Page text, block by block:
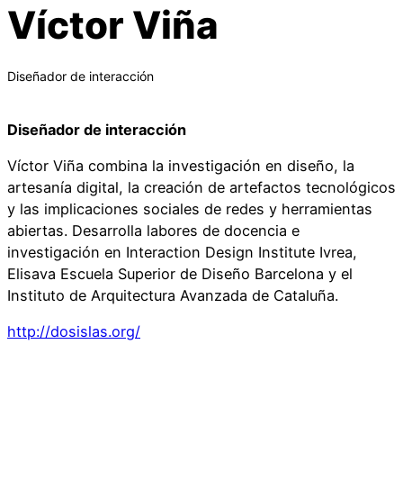
Víctor Viña
Diseñador de interacción
Diseñador de interacción
Víctor Viña combina la investigación en diseño, la
artesanía digital, la creación de artefactos tecnológicos
y las implicaciones sociales de redes y herramientas
abiertas. Desarrolla labores de docencia e
investigación en Interaction Design Institute Ivrea,
Elisava Escuela Superior de Diseño Barcelona y el
Instituto de Arquitectura Avanzada de Cataluña.
http://dosislas.org/